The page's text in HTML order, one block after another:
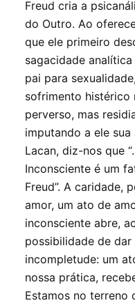
Freud cria a
do Outro. Ao
que ele primeiro
sagacidade
pai para
sofrimento histérico
perverso, mas
imputando a ele
Lacan, diz-nos que
Inconsciente é um
Freud”. A caridade,
amor, um ato de
inconsciente abre,
possibilidade de dar
incompletude: um
nossa prática,
Estamos no terreno